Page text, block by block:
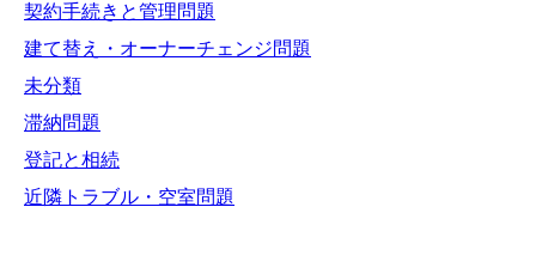
契約手続きと管理問題
建て替え・オーナーチェンジ問題
未分類
滞納問題
登記と相続
近隣トラブル・空室問題